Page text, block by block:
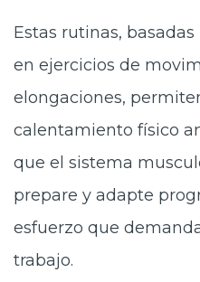
Estas rutinas,
en ejercicios de
elongaciones,
calentamiento físico
que el sistema
prepare y adapte
esfuerzo que
trabajo.